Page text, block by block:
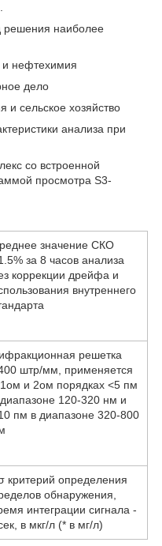
решения наиболее
нефтехимия
дело
сельское хозяйство
анализа при
со встроенной
просмотра S3-
значение СКО
за 8 часов анализа
коррекции дрейфа и
внутреннего
решетка
штр/мм, применяется
и 2ом порядках <5 пм
120-320 нм и
пм в диапазоне 320-800
критерий определения
обнаружения,
интеграции сигнала -
в мкг/л (* в мг/л)